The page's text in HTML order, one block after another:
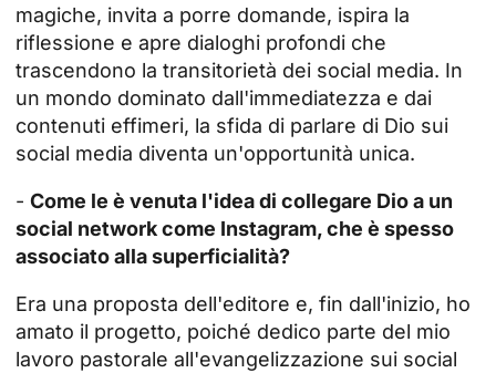
magiche, invita a porre domande, ispira la
riflessione e apre dialoghi profondi che
trascendono la transitorietà dei social media. In
un mondo dominato dall'immediatezza e dai
contenuti effimeri, la sfida di parlare di Dio sui
social media diventa un'opportunità unica.
- Come le è venuta l'idea di collegare Dio a un
social network come Instagram, che è spesso
associato alla superficialità?
Era una proposta dell'editore e, fin dall'inizio, ho
amato il progetto, poiché dedico parte del mio
lavoro pastorale all'evangelizzazione sui social